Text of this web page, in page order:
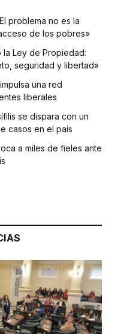
problema no es la
de los pobres»
Ley de Propiedad:
seguridad y libertad»
una red
liberales
se dispara con un
casos en el país
a miles de fieles ante